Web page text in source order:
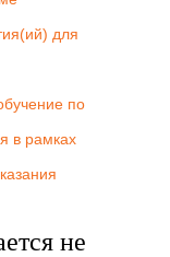
для
по
в рамках
не